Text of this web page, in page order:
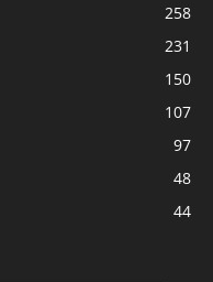
258
231
150
107
97
48
44